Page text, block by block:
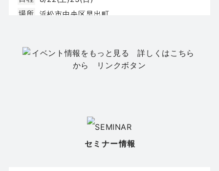
場所
浜松市中央区早出町
静岡店
静岡市葵区新伝馬セミナー情報